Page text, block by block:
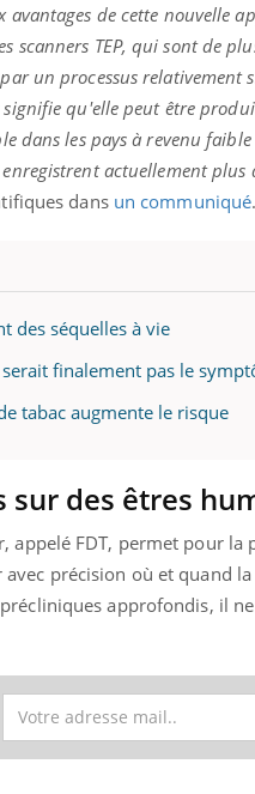
de cette nouvelle
TEP, qui sont de
un processus relativement
qu'elle peut être
dans les pays à revenu
actuellement plus
dans un communiqué.
des séquelles à vie
finalement pas le
tabac augmente le risque
sur des êtres
appelé FDT, permet pour
précision où et quand
approfondis, il